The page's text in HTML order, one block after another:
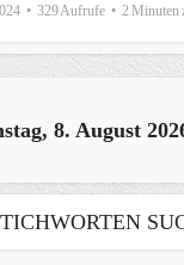
329 Aufrufe 2 Minuten
8. August